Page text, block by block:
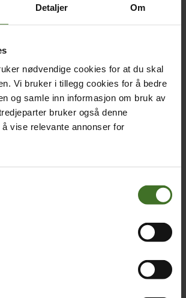
Detaljer Om
nødvendige cookies for at du skal
Vi bruker i tillegg cookies for å bedre
og samle inn informasjon om bruk av
bruker også denne
vise relevante annonser for